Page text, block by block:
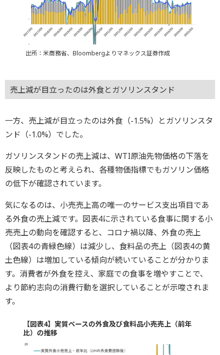
出所：米商務省、Bloombergよりマネックス証券作成
売上減が目立ったのは外食とガソリンスタンド
一方、売上減が目立ったのは外食（-1.5%）とガソリンスタ
ンド（-1.0%）でした。
ガソリンスタンドの売上減は、WTI原油先物価格の下落を
反映したものと考えられ、各種物価指標でもガソリン価格
の低下が確認されています。
気になるのは、小売売上高の唯一のサービス支出項目であ
る外食の売上減です。図表4に示されている食事に関する小
売売上の動向を確認すると、コロナ禍以降、外食の売上
（図表4の青緑色線）は減少し、食料品の売上（図表4の黄
土色線）は増加している傾向が続いていることが分かりま
す。消費者が外食を控え、家庭での食事を増やすことで、
より節約志向の消費行動を選択していることが示唆されま
す。
【図表4】実質ベースの外食及び食料品小売売上（前年
比）の推移